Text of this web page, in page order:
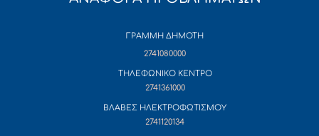
ΓΡΑΜΜΗ ΔΗΜΟΤΗ
2741080000
ΤΗΛΕΦΩΝΙΚΟ ΚΕΝΤΡΟ
2741361000
ΒΛΑΒΕΣ ΗΛΕΚΤΡΟΦΩΤΙΣΜΟΥ
2741120134